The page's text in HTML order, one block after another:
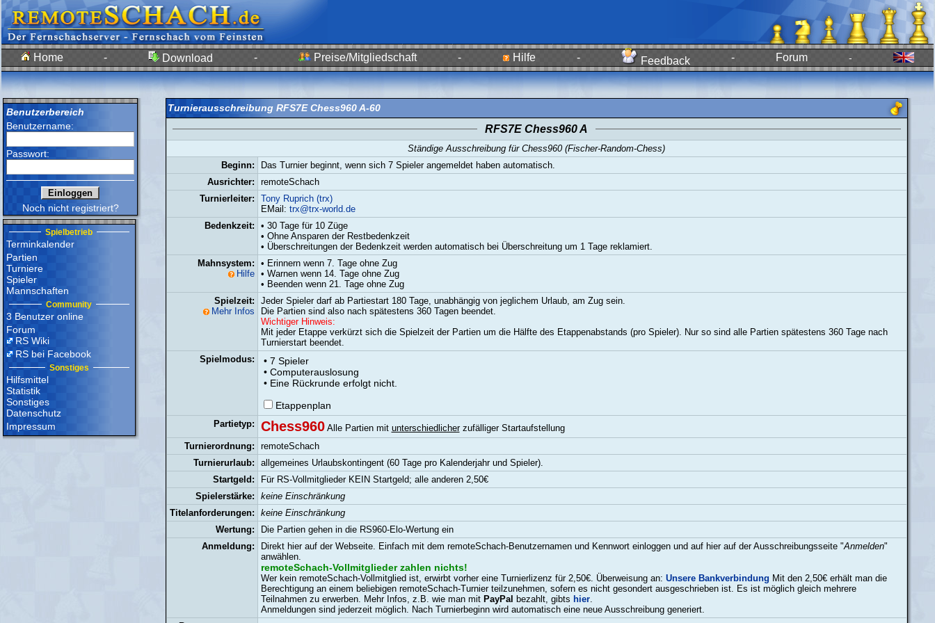
Home - Download - Preise/Mitgliedschaft - Hilfe - Feedback - Forum -
Benutzerbereich
Benutzername:
Passwort:
Noch nicht registriert?
Spielbetrieb
Terminkalender
Partien
Turniere
Spieler
Mannschaften
Community
3 Benutzer online
Forum
RS Wiki
RS bei Facebook
Sonstiges
Hilfsmittel
Statistik
Sonstiges
Datenschutz
Impressum
Turnierausschreibung RFS7E Chess960 A-60
RFS7E Chess960 A
Ständige Ausschreibung für Chess960 (Fischer-Random-Chess)
Beginn:
Das Turnier beginnt, wenn sich 7 Spieler angemeldet haben automatisch.
Ausrichter:
remoteSchach
Turnierleiter:
Tony Ruprich (trx)
EMail: trx@trx-world.de
Bedenkzeit:
• 30 Tage für 10 Züge
• Ohne Ansparen der Restbedenkzeit
• Überschreitungen der Bedenkzeit werden automatisch bei Überschreitung um 1 Tage reklamiert.
Mahnsystem:
Hilfe
• Erinnern wenn 7. Tage ohne Zug
• Warnen wenn 14. Tage ohne Zug
• Beenden wenn 21. Tage ohne Zug
Spielzeit:
Mehr Infos
Jeder Spieler darf ab Partiestart 180 Tage, unabhängig von jeglichem Urlaub, am Zug sein.
Die Partien sind also nach spätestens 360 Tagen beendet.
Wichtiger Hinweis:
Mit jeder Etappe verkürzt sich die Spielzeit der Partien um die Hälfte des Etappenabstands (pro Spieler). Nur so sind alle Partien spätestens 360 Tage nach
Turnierstart beendet.
Spielmodus:
• 7 Spieler
• Computerauslosung
• Eine Rückrunde erfolgt nicht.
Etappenplan
Partietyp: Chess960Alle Partien mit unterschiedlicherzufälliger Startaufstellung
Turnierordnung:
remoteSchach
Turnierurlaub:
allgemeines Urlaubskontingent (60 Tage pro Kalenderjahr und Spieler).
Startgeld:
Für RS-Vollmitglieder KEIN Startgeld; alle anderen 2,50€
Spielerstärke:
keine Einschränkung
Titelanforderungen:
keine Einschränkung
Wertung:
Die Partien gehen in die RS960-Elo-Wertung ein
Anmeldung:
Direkt hier auf der Webseite. Einfach mit dem remoteSchach-Benutzernamen und Kennwort einloggen und auf hier auf der Ausschreibungsseite "Anmelden"
anwählen.
remoteSchach-Vollmitglieder zahlen nichts!
Wer kein remoteSchach-Vollmitglied ist, erwirbt vorher eine Turnierlizenz für 2,50€. Überweisung an: Unsere Bankverbindung Mit den 2,50€ erhält man die
Berechtigung an einem beliebigen remoteSchach-Turnier teilzunehmen, sofern es nicht gesondert ausgeschrieben ist. Es ist möglich gleich mehrere
Teilnahmen zu erwerben. Mehr Infos, z.B. wie man mit PayPal bezahlt, gibts hier.
Anmeldungen sind jederzeit möglich. Nach Turnierbeginn wird automatisch eine neue Ausschreibung generiert.